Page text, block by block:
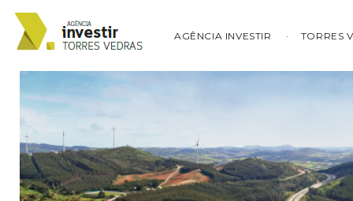
AGÊNCIA INVESTIR TORRES